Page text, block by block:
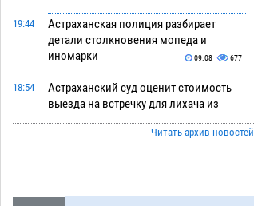
19:44
Астраханская полиция разбирает
детали столкновения мопеда и
иномарки
09.08 677
18:54
Астраханский суд оценит стоимость
выезда на встречку для лихача из
вирусного видео
09.08 544
Читать архив новостей